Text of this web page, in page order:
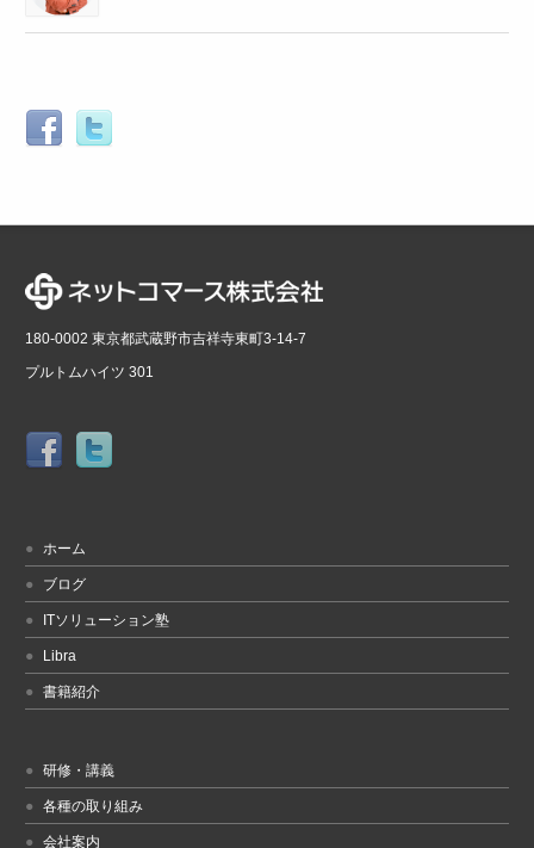
180-0002 東京都武蔵野市吉祥寺東町3-14-7
プルトムハイツ 301
ホーム
ブログ
ITソリューション塾
Libra
書籍紹介
研修・講義
各種の取り組み
会社案内